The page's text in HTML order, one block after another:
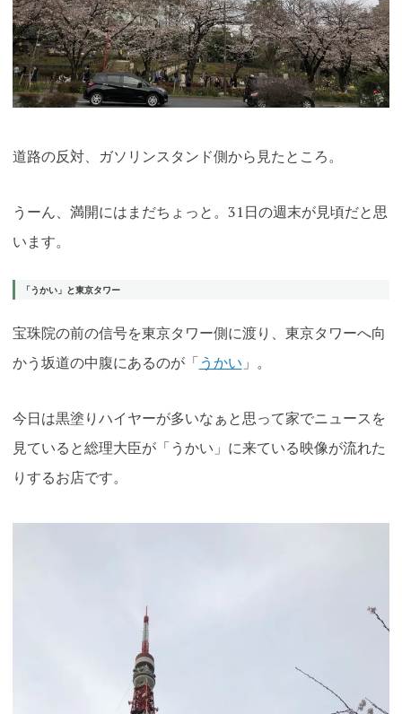
道路の反対、ガソリンスタンド側から見たところ。
うーん、満開にはまだちょっと。31日の週末が見頃だと思
います。
「うかい」と東京タワー
宝珠院の前の信号を東京タワー側に渡り、東京タワーへ向
かう坂道の中腹にあるのが「うかい 」。
今日は黒塗りハイヤーが多いなぁと思って家でニュースを
見ていると総理大臣が「うかい」に来ている映像が流れた
りするお店です。